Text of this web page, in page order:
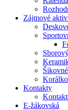
Zájmové
Kontakty
E-žákovská